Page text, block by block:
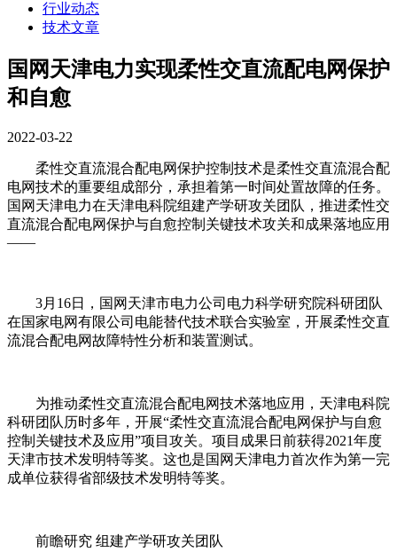
行业动态
技术文章
国网天津电力实现柔性交直流配电网保护
和自愈
2022-03-22
柔性交直流混合配电网保护控制技术是柔性交直流混合配
电网技术的重要组成部分，承担着第一时间处置故障的任务。
国网天津电力在天津电科院组建产学研攻关团队，推进柔性交
直流混合配电网保护与自愈控制关键技术攻关和成果落地应用
——
3月16日，国网天津市电力公司电力科学研究院科研团队
在国家电网有限公司电能替代技术联合实验室，开展柔性交直
流混合配电网故障特性分析和装置测试。
为推动柔性交直流混合配电网技术落地应用，天津电科院
科研团队历时多年，开展“柔性交直流混合配电网保护与自愈
控制关键技术及应用”项目攻关。项目成果日前获得2021年度
天津市技术发明特等奖。这也是国网天津电力首次作为第一完
成单位获得省部级技术发明特等奖。
前瞻研究 组建产学研攻关团队